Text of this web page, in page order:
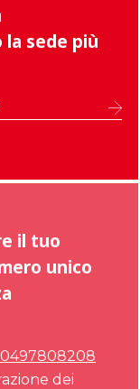
sede più
il tuo
unico
dei